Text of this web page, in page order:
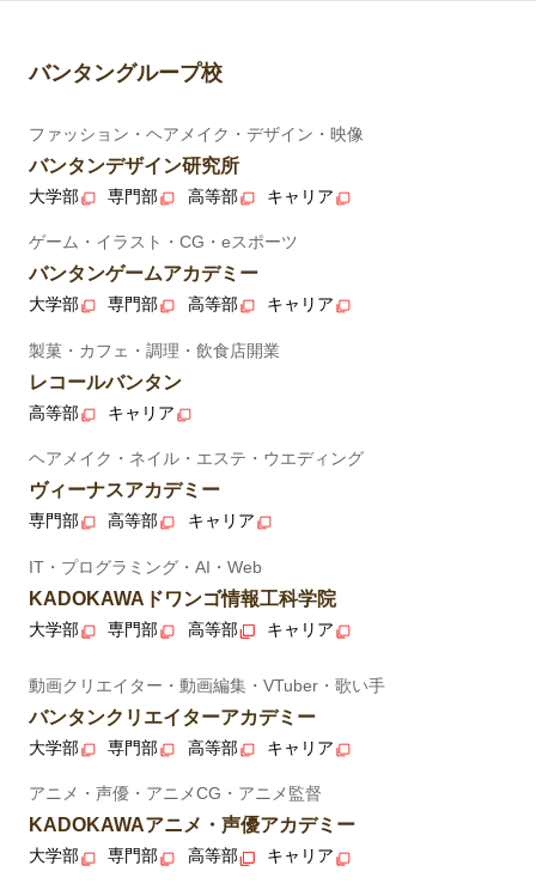
バンタングループ校
ファッション・ヘアメイク・デザイン・映像
バンタンデザイン研究所
大学部 専門部 高等部 キャリア
ゲーム・イラスト・CG・eスポーツ
バンタンゲームアカデミー
大学部 専門部 高等部 キャリア
製菓・カフェ・調理・飲食店開業
レコールバンタン
高等部 キャリア
ヘアメイク・ネイル・エステ・ウエディング
ヴィーナスアカデミー
専門部 高等部 キャリア
IT・プログラミング・AI・Web
KADOKAWAドワンゴ情報工科学院
大学部 専門部 高等部 キャリア
動画クリエイター・動画編集・VTuber・歌い手
バンタンクリエイターアカデミー
大学部 専門部 高等部 キャリア
アニメ・声優・アニメCG・アニメ監督
KADOKAWAアニメ・声優アカデミー
大学部 専門部 高等部 キャリア